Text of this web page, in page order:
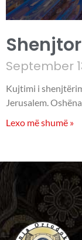
September
Kujtimi i
Jerusalem.
Lexo më shumë »